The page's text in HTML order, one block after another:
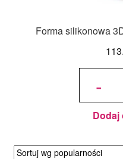
Forma silikonowa
-
ilość
3D Gioia
21 cm -
Silikomart
Dodaj